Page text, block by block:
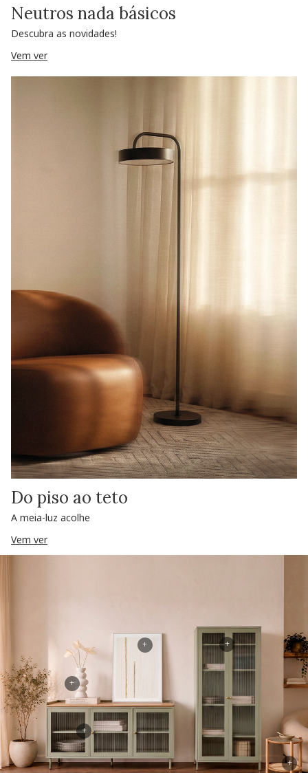
Neutros nada básicos
Descubra as novidades!
Vem ver
Do piso ao teto
A meia-luz acolhe
Vem ver
+
+
+
+
+